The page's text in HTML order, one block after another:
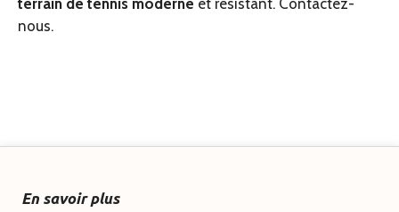
terrain de tennis moderne et résistant. Contactez-
nous.
En savoir plus